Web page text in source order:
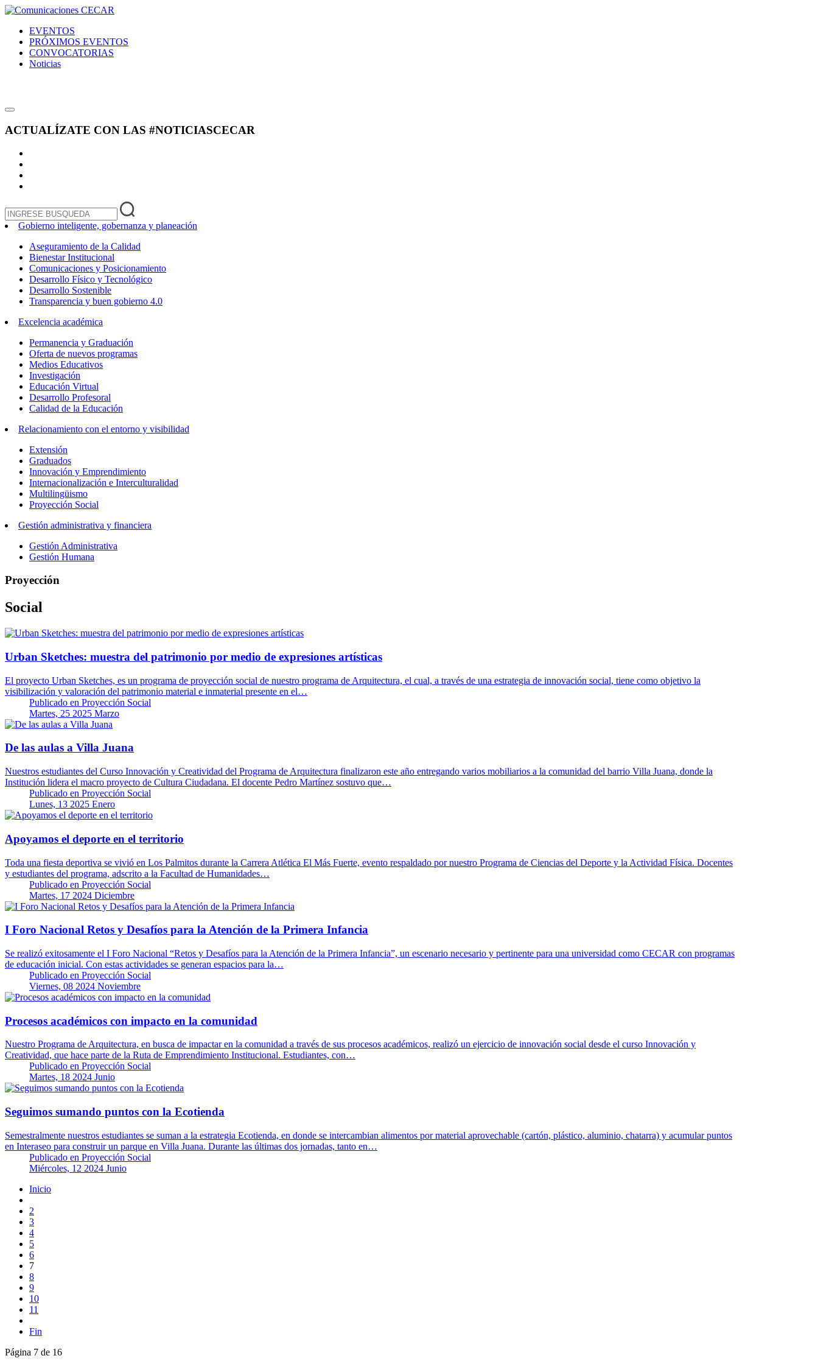
EVENTOS
PRÓXIMOS EVENTOS
CONVOCATORIAS
Noticias
ACTUALÍZATE CON LAS #NOTICIASCECAR
Gobierno inteligente, gobernanza y planeación
Aseguramiento de la Calidad
Bienestar Institucional
Comunicaciones y Posicionamiento
Desarrollo Físico y Tecnológico
Desarrollo Sostenible
Transparencia y buen gobierno 4.0
Excelencia académica
Permanencia y Graduación
Oferta de nuevos programas
Medios Educativos
Investigación
Educación Virtual
Desarrollo Profesoral
Calidad de la Educación
Relacionamiento con el entorno y visibilidad
Extensión
Graduados
Innovación y Emprendimiento
Internacionalización e Interculturalidad
Multilingüismo
Proyección Social
Gestión administrativa y financiera
Gestión Administrativa
Gestión Humana
Proyección
Social
Urban Sketches: muestra del patrimonio por medio de expresiones artísticas
El proyecto Urban Sketches, es un programa de proyección social de nuestro programa de Arquitectura, el cual, a través de una estrategia de innovación social, tiene como objetivo la
visibilización y valoración del patrimonio material e inmaterial presente en el…
Publicado en Proyección Social
Martes, 25 2025 Marzo
De las aulas a Villa Juana
Nuestros estudiantes del Curso Innovación y Creatividad del Programa de Arquitectura finalizaron este año entregando varios mobiliarios a la comunidad del barrio Villa Juana, donde la
Institución lidera el macro proyecto de Cultura Ciudadana. El docente Pedro Martínez sostuvo que…
Publicado en Proyección Social
Lunes, 13 2025 Enero
Apoyamos el deporte en el territorio
Toda una fiesta deportiva se vivió en Los Palmitos durante la Carrera Atlética El Más Fuerte, evento respaldado por nuestro Programa de Ciencias del Deporte y la Actividad Física. Docentes
y estudiantes del programa, adscrito a la Facultad de Humanidades…
Publicado en Proyección Social
Martes, 17 2024 Diciembre
I Foro Nacional Retos y Desafíos para la Atención de la Primera Infancia
Se realizó exitosamente el I Foro Nacional “Retos y Desafíos para la Atención de la Primera Infancia”, un escenario necesario y pertinente para una universidad como CECAR con programas
de educación inicial. Con estas actividades se generan espacios para la…
Publicado en Proyección Social
Viernes, 08 2024 Noviembre
Procesos académicos con impacto en la comunidad
Nuestro Programa de Arquitectura, en busca de impactar en la comunidad a través de sus procesos académicos, realizó un ejercicio de innovación social desde el curso Innovación y
Creatividad, que hace parte de la Ruta de Emprendimiento Institucional. Estudiantes, con…
Publicado en Proyección Social
Martes, 18 2024 Junio
Seguimos sumando puntos con la Ecotienda
Semestralmente nuestros estudiantes se suman a la estrategia Ecotienda, en donde se intercambian alimentos por material aprovechable (cartón, plástico, aluminio, chatarra) y acumular puntos
en Interaseo para construir un parque en Villa Juana. Durante las últimas dos jornadas, tanto en…
Publicado en Proyección Social
Miércoles, 12 2024 Junio
Inicio
2
3
4
5
6
7
8
9
10
11
Fin
Página 7 de 16